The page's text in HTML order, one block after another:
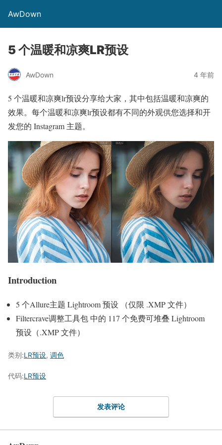
AwDown
5 个温暖和凉爽LR预设
AwDown 4 年前
5 个温暖和凉爽lr预设分享给大家，其中包括温暖和凉爽的
效果。每个温暖和凉爽lr预设都有不同的外观供您选择和开
发您的 Instagram 主题。
Introduction
5 个Allure主题 Lightroom 预设 （仅限 .XMP 文件）
Filtercrave调整工具包 中的 117 个免费可堆叠 Lightroom
预设（.XMP 文件）
类别:LR预设, 调色
代码:LR预设
发表评论